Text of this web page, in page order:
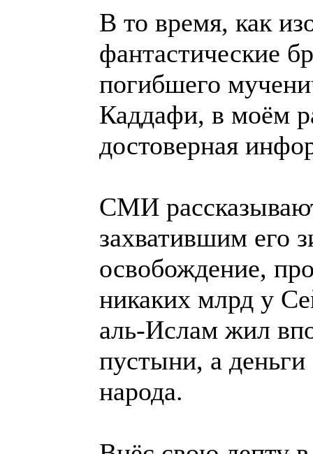
В то время, как
фантастические
погибшего
Каддафи, в моём
достоверная
СМИ
захватившим его
освобождение,
никаких млрд у
аль-Ислам жил
пустыни, а
народа.